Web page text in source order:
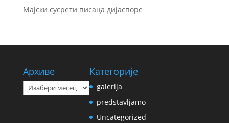
Мајски сусрети писаца дијаспоре
Архиве
Архиве
Категорије
galerija
predstavljamo
Uncategorized